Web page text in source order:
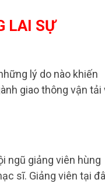
LAI SỰ
lý do nào khiến
giao thông vận tải
ngũ giảng viên hùng
sĩ. Giảng viên tại